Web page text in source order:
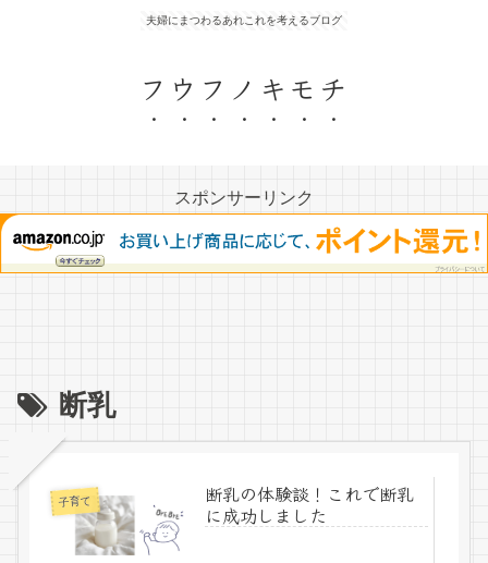
夫婦にまつわるあれこれを考えるブログ
フウフノキモチ
スポンサーリンク
断乳
子育て
断乳の体験談！これで断乳
に成功しました